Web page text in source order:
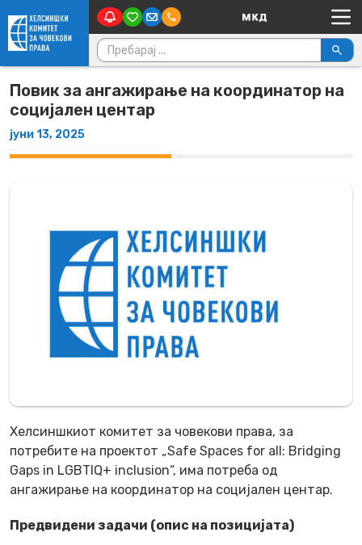
Skip to content Main Navigation
Пребарувај за:
Повик за ангажирање на координатор на
социјален центар
јуни 13, 2025
Хелсиншкиот комитет за човекови права, за
потребите на проектот „Safe Spaces for all: Bridging
Gaps in LGBTIQ+ inclusion“, има потреба од
ангажирање на координатор на социјален центар.
Предвидени задачи (опис на позицијата)